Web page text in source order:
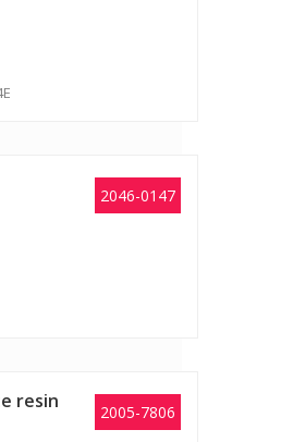
2046-0147
2005-7806
resin